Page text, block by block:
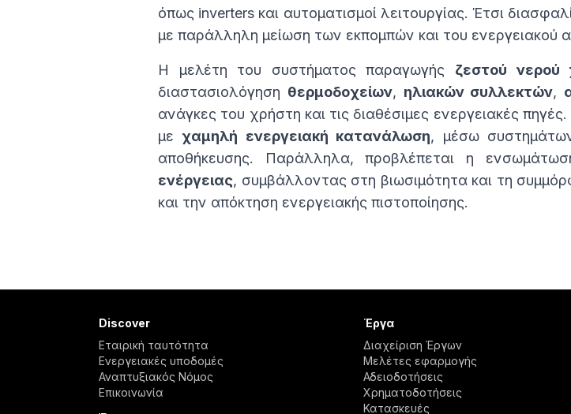
όπως inverters και αυτοματισμοί λειτουργίας. Έτσι
με παράλληλη μείωση των εκπομπών και του ενεργειακού
Η μελέτη του συστήματος παραγωγής ζεστού νερού
διαστασιολόγηση θερμοδοχείων, ηλιακών συλλεκτών,
ανάγκες του χρήστη και τις διαθέσιμες ενεργειακές
με χαμηλή ενεργειακή κατανάλωση, μέσω
αποθήκευσης. Παράλληλα, προβλέπεται η
ενέργειας, συμβάλλοντας στη βιωσιμότητα και τη
και την απόκτηση ενεργειακής πιστοποίησης.
Discover
Εταιρική ταυτότητα
Ενεργειακές υποδομές
Αναπτυξιακός Νόμος
Επικοινωνία
Έργα
Διαχείριση Έργων
Μελέτες εφαρμογής
Αδειοδοτήσεις
Χρηματοδοτήσεις
Κατασκευές